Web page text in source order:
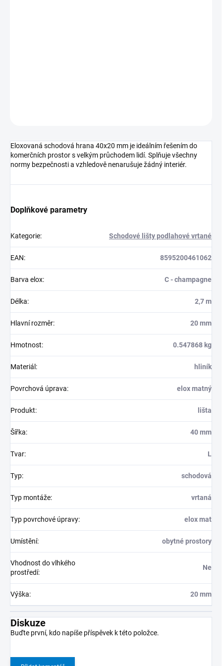
Eloxovaná schodová hrana 40x20 mm je ideálním řešením do
komerčních prostor s velkým průchodem lidí. Splňuje všechny
normy bezpečnosti a vzhledově nenarušuje žádný interiér.
Doplňkové parametry
Kategorie: Schodové lišty podlahové vrtané
EAN: 8595200461062
Barva elox: C - champagne
Délka: 2,7 m
Hlavní rozměr: 20 mm
Hmotnost: 0.547868 kg
Materiál : hliník
Povrchová úprava: elox matný
Produkt: lišta
Šířka: 40 mm
Tvar: L
Typ: schodová
Typ montáže: vrtaná
Typ povrchové úpravy: elox mat
Umístění: obytné prostory
Vhodnost do vlhkého
prostředí:
Ne
Výška: 20 mm
Diskuze
Buďte první, kdo napíše příspěvek k této položce.